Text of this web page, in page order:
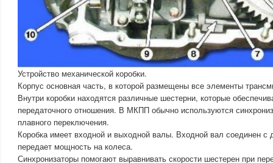
Устройство механической коробки.
Корпус основная часть, в которой размещены все элементы
Внутри коробки находятся различные шестерни, которые
передаточного отношения. В МКПП обычно используются
плавного переключения.
Коробка имеет входной и выходной валы. Входной вал соединен с
передает мощность на колеса.
Синхронизаторы помогают выравнивать скорости шестерен при